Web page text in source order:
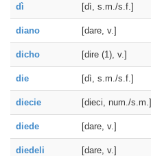
dì [dì, s.m./s.f.]
diano [dare, v.]
dicho [dire (1), v.]
die [dì, s.m./s.f.]
diecie [dieci, num./s.m.]
diede [dare, v.]
diedeli [dare, v.]